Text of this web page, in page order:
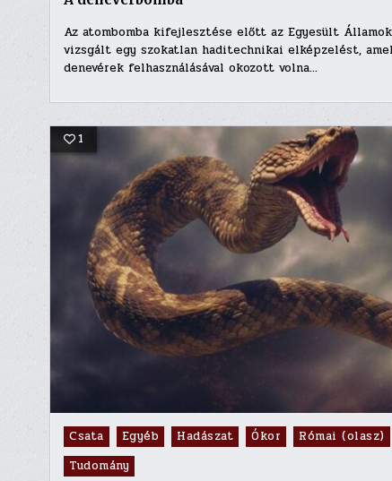
Az atombomba kifejlesztése előtt az Egyesült Államok
vizsgált egy szokatlan haditechnikai elképzelést,
denevérek felhasználásával okozott volna…
1
Posted
in
Csata Egyéb Hadászat Ókor
Római (olasz)
Tudomány